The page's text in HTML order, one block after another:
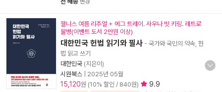
변경
웰니스 여름 리추얼 + 에그 트레이. 사우나 빗 키링. 레트로
물병(이벤트 도서 2만원 이상)
대한민국 헌법 읽기와 필사 - 국가와 국민의 약속, 헌
법 읽고 쓰기
대한민국 (지은이)
시원북스
2025년 05월
15,120원 (10% 할인 / 840원) 9.9